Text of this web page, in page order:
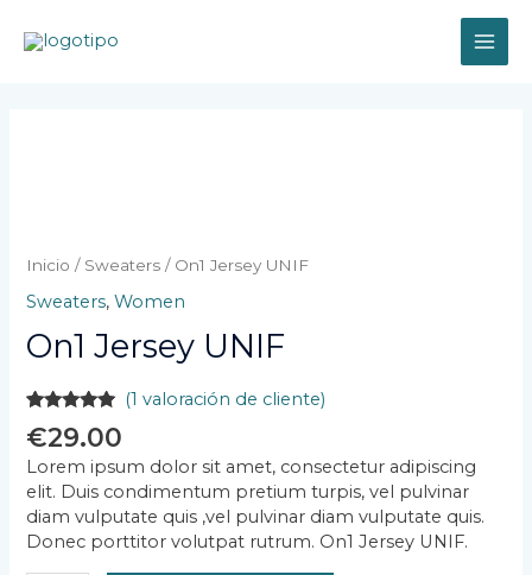
Inicio / Sweaters / On1 Jersey UNIF
Sweaters,Women
On1 Jersey UNIF
Valorado
con5.00de
5 en base
a
1
valoración
de un
cliente
(1 valoración de cliente)
€29.00
Lorem ipsum dolor sit amet, consectetur adipiscing
elit. Duis condimentum pretium turpis, vel pulvinar
diam vulputate quis ,vel pulvinar diam vulputate quis.
Donec porttitor volutpat rutrum. On1 Jersey UNIF.